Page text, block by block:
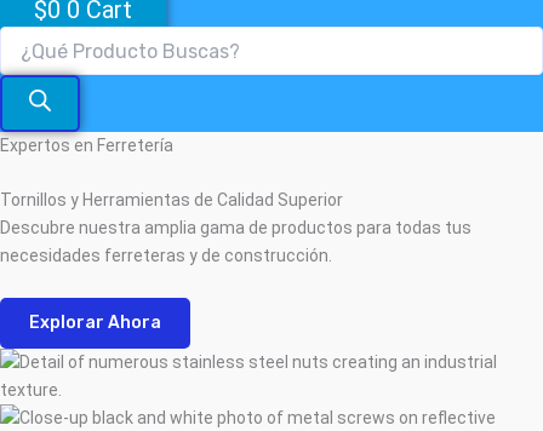
$0 0 Cart
Expertos en Ferretería
Tornillos y Herramientas de Calidad Superior
Descubre nuestra amplia gama de productos para todas tus
necesidades ferreteras y de construcción.
Explorar Ahora